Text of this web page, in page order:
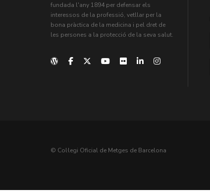
fundada l'any 1894 per defensar els
interessos de la professió, vetllar per la
bona pràctica de la medicina i pel dret de
les persones a la protecció de la seva salut.
© Col·legi Oficial de Metges de Barcelona